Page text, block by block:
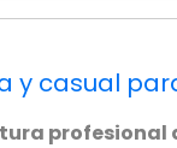
y casual
profesional